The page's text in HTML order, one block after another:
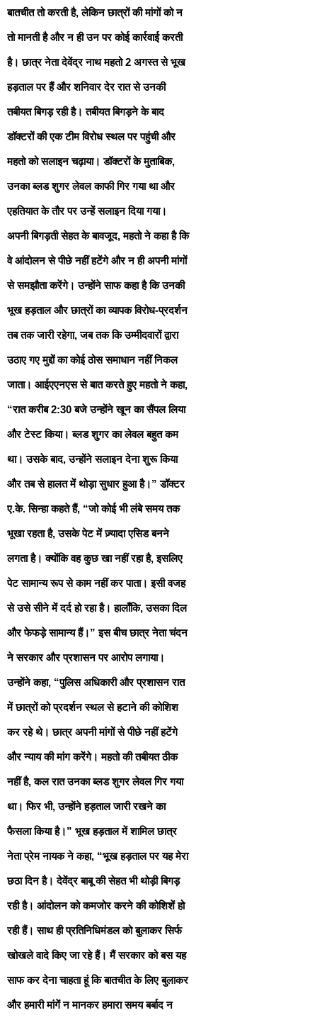
बातचीत तो करती है, लेकिन छात्रों की मांगों को न
तो मानती है और न ही उन पर कोई कार्रवाई करती
है। छात्र नेता देवेंद्र नाथ महतो 2 अगस्त से भूख
हड़ताल पर हैं और शनिवार देर रात से उनकी
तबीयत बिगड़ रही है। तबीयत बिगड़ने के बाद
डॉक्टरों की एक टीम विरोध स्थल पर पहुंची और
महतो को सलाइन चढ़ाया। डॉक्टरों के मुताबिक,
उनका ब्लड शुगर लेवल काफी गिर गया था और
एहतियात के तौर पर उन्हें सलाइन दिया गया।
अपनी बिगड़ती सेहत के बावजूद, महतो ने कहा है कि
वे आंदोलन से पीछे नहीं हटेंगे और न ही अपनी मांगों
से समझौता करेंगे। उन्होंने साफ कहा है कि उनकी
भूख हड़ताल और छात्रों का व्यापक विरोध-प्रदर्शन
तब तक जारी रहेगा, जब तक कि उम्मीदवारों द्वारा
उठाए गए मुद्दों का कोई ठोस समाधान नहीं निकल
जाता। आईएएनएस से बात करते हुए महतो ने कहा,
“रात करीब 2:30 बजे उन्होंने खून का सैंपल लिया
और टेस्ट किया। ब्लड शुगर का लेवल बहुत कम
था। उसके बाद, उन्होंने सलाइन देना शुरू किया
और तब से हालत में थोड़ा सुधार हुआ है।” डॉक्टर
ए.के. सिन्हा कहते हैं, “जो कोई भी लंबे समय तक
भूखा रहता है, उसके पेट में ज़्यादा एसिड बनने
लगता है। क्योंकि वह कुछ खा नहीं रहा है, इसलिए
पेट सामान्य रूप से काम नहीं कर पाता। इसी वजह
से उसे सीने में दर्द हो रहा है। हालाँकि, उसका दिल
और फेफड़े सामान्य हैं।” इस बीच छात्र नेता चंदन
ने सरकार और प्रशासन पर आरोप लगाया।
उन्होंने कहा, “पुलिस अधिकारी और प्रशासन रात
में छात्रों को प्रदर्शन स्थल से हटाने की कोशिश
कर रहे थे। छात्र अपनी मांगों से पीछे नहीं हटेंगे
और न्याय की मांग करेंगे। महतो की तबीयत ठीक
नहीं है, कल रात उनका ब्लड शुगर लेवल गिर गया
था। फिर भी, उन्होंने हड़ताल जारी रखने का
फैसला किया है।” भूख हड़ताल में शामिल छात्र
नेता प्रेम नायक ने कहा, “भूख हड़ताल पर यह मेरा
छठा दिन है। देवेंद्र बाबू की सेहत भी थोड़ी बिगड़
रही है। आंदोलन को कमजोर करने की कोशिशें हो
रही हैं। साथ ही प्रतिनिधिमंडल को बुलाकर सिर्फ
खोखले वादे किए जा रहे हैं। मैं सरकार को बस यह
साफ कर देना चाहता हूं कि बातचीत के लिए बुलाकर
और हमारी मांगें न मानकर हमारा समय बर्बाद न